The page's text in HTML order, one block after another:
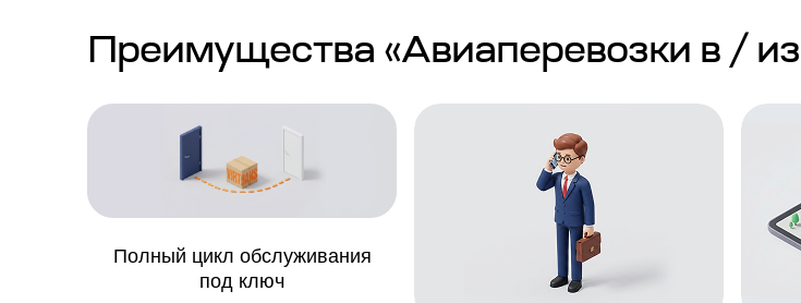
Преимущества «Авиаперевозки в /
Полный цикл обслуживания
под ключ